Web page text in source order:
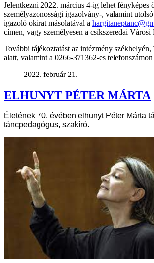
Jelentkezni 2022. március 4-ig lehet fényképes
személyazonossági igazolvány-, valamint utolsó
igazoló okirat másolatával a
címen, vagy személyesen a csíkszeredai
További tájékoztatást az intézmény székhelyén,
alatt, valamint a 0266-371362-es
2022. február 21.
ELHUNYT PÉTER MÁRTA
Életének 70. évében elhunyt Péter Márta
táncpedagógus, szakíró.